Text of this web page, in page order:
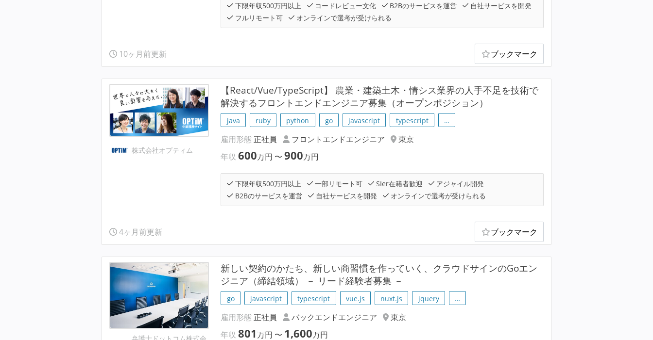
下限年収500万円以上 コードレビュー文化 B2Bのサービスを運営
自社サービスを開発
フルリモート可
オンラインで選考が受けられる
10ヶ月前更新 ブックマーク
株式会社オプティム
【React/Vue/TypeScript】 農業・建築土木・情シス業界の人手不足を技術で
解決するフロントエンドエンジニア募集（オープンポジション）
java ruby python go javascript typescript …
雇用形態 正社員 フロントエンドエンジニア
東京
年収600万円 〜900万円
下限年収500万円以上 一部リモート可 SIer在籍者歓迎
アジャイル開発
B2Bのサービスを運営
自社サービスを開発 オンラインで選考が受けられる
4ヶ月前更新 ブックマーク
新しい契約のかたち、新しい商習慣を作っていく、クラウドサインのGoエン
ジニア（締結領域） － リード経験者募集 －
go javascript typescript vue.js nuxt.js jquery …
雇用形態 正社員 バックエンドエンジニア
東京
年収801万円 〜 1,600万円